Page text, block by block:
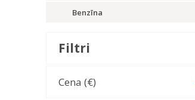
Benzīna
Filtri
Cena (€)